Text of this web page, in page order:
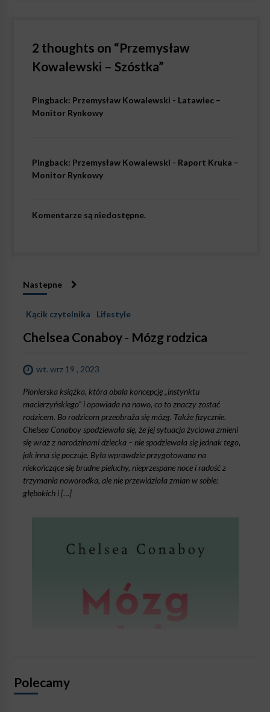
2 thoughts on “Przemysław
Kowalewski – Szóstka”
Pingback: Przemysław Kowalewski - Latawiec –
Monitor Rynkowy
Pingback: Przemysław Kowalewski - Raport Kruka –
Monitor Rynkowy
Komentarze są niedostępne.
Nastepne
Kącik czytelnika Lifestyle
Chelsea Conaboy - Mózg rodzica
wt. wrz 19 , 2023
Pionierska książka, która obala koncepcję „instynktu
macierzyńskiego” i opowiada na nowo, co to znaczy zostać
rodzicem. Bo rodzicom przeobraża się mózg. Także fizycznie.
Chelsea Conaboy spodziewała się, że jej sytuacja życiowa zmieni
się wraz z narodzinami dziecka – nie spodziewała się jednak tego,
jak inna się poczuje. Była wprawdzie przygotowana na
niekończące się brudne pieluchy, nieprzespane noce i radość z
trzymania noworodka, ale nie przewidziała zmian w sobie:
głębokich i […]
Polecamy